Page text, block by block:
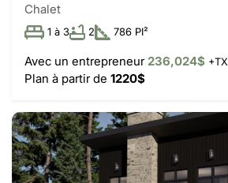
Chalet
1 à 3 2 786 PI²
Avec un entrepreneur236,024$ +TX
Plan à partir de 1220$